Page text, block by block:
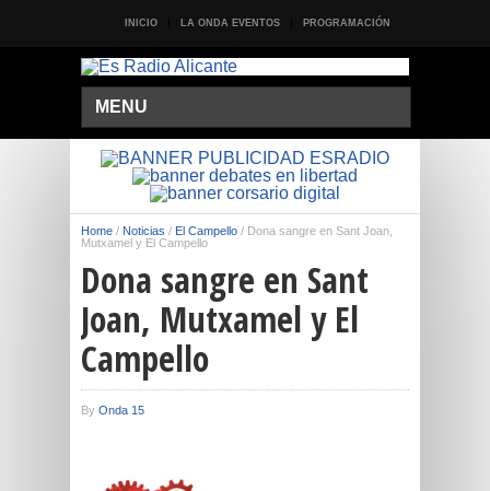
INICIO LA ONDA EVENTOS PROGRAMACIÓN
MENU
Home / Noticias / El Campello / Dona sangre en Sant Joan,
Mutxamel y El Campello
Dona sangre en Sant
Joan, Mutxamel y El
Campello
By Onda 15